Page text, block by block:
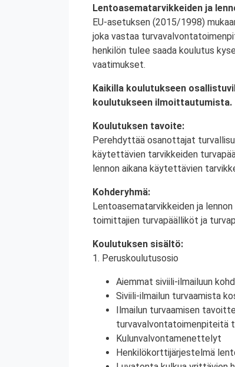
Lentoasematarvikkeiden ja
EU-asetuksen (2015/1998)
joka vastaa
henkilön tulee saada koulutus
vaatimukset.
Kaikilla koulutukseen
koulutukseen ilmoittautumista.
Koulutuksen tavoite:
Perehdyttää osanottajat
käytettävien tarvikkeiden
lennon aikana käytettävien
Lentoasematarvikkeiden ja
toimittajien turvapäälliköt ja
Koulutuksen sisältö:
1. Peruskoulutusosio
Aiemmat siviili-ilmailuun
Siviili-ilmailun turvaamista
Ilmailun turvaamisen
turvavalvontatoimenpiteitä
Kulunvalvontamenettelyt
Henkilökorttijärjestelmä